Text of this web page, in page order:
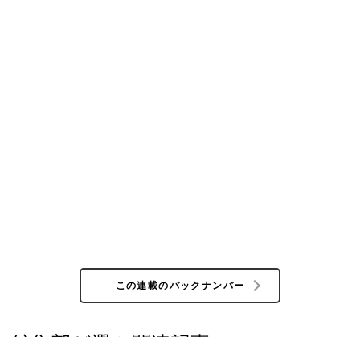
この連載のバックナンバー